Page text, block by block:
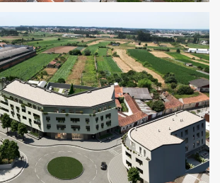
THE CORNER RESIDENCES